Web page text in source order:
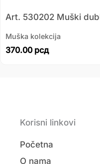
Art. 530202 Muški
Muška kolekcija
370.00 рсд
Korisni linkovi
Početna
O nama